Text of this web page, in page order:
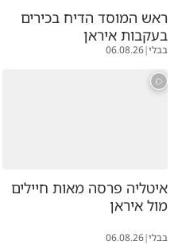
ראש המוסד הדיח בכירים
בעקבות איראן
בבלי|
06.08.26
איטליה פרסה מאות חיילים
מול איראן
בבלי|
06.08.26